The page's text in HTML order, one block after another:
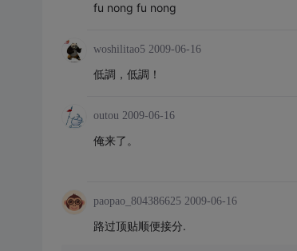
fu nong fu nong
woshilitao5 2009-06-16
低調，低調！
outou 2009-06-16
俺来了。
paopao_804386625 2009-06-16
路过顶贴顺便接分.